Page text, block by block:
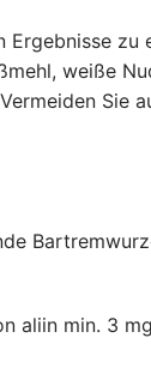
weiße
Sie
aliin min. 3